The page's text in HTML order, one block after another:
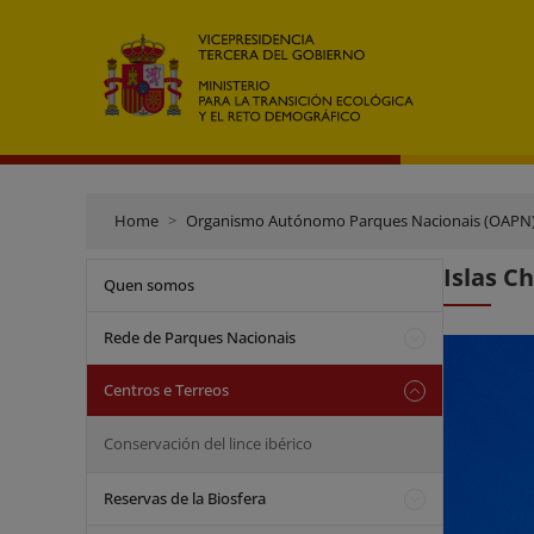
Home Organismo Autónomo Parques Nacionais
Quen somos
Rede de Parques Nacionais
Centros e Terreos
Conservación del lince ibérico
Reservas de la Biosfera
Islas